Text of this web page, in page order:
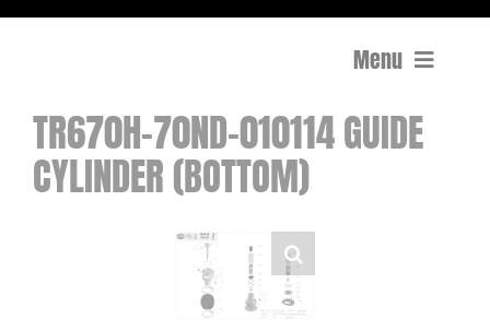
Menu
Compactage
Équipements de chantier
TR670H-70ND-010114 GUIDE
CYLINDER (BOTTOM)